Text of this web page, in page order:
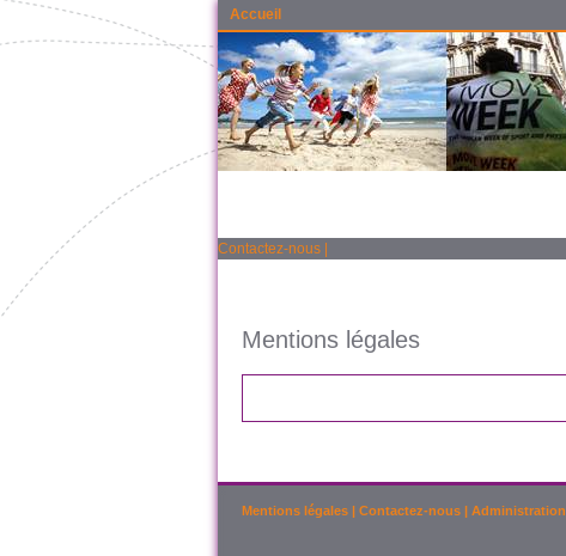
Accueil
Contactez-nous
Mentions légales
Mentions légales | Contactez-nous | Administration